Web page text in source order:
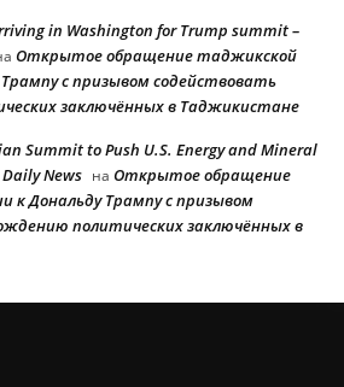
in Washington for Trump summit –
Открытое обращение таджикской
с призывом содействовать
заключённых в Таджикистане
Summit to Push U.S. Energy and Mineral
News на Открытое обращение
к Дональду Трампу с призывом
политических заключённых в